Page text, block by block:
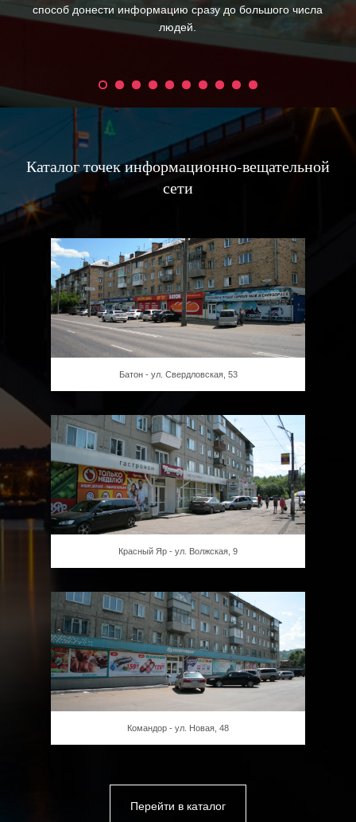
способ донести информацию сразу до большого числа
людей.
Каталог точек информационно-вещательной
сети
Батон - ул. Свердловская, 53
Красный Яр - ул. Волжская, 9
Командор - ул. Новая, 48
Перейти в каталог